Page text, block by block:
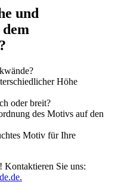
und
Höhe
oder breit?
des Motivs auf den
Motiv für Ihre
Kontaktieren Sie uns: